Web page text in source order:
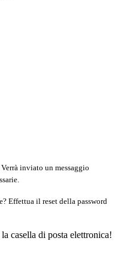
Verrà inviato un messaggio
Effettua il reset della password
casella di posta elettronica!